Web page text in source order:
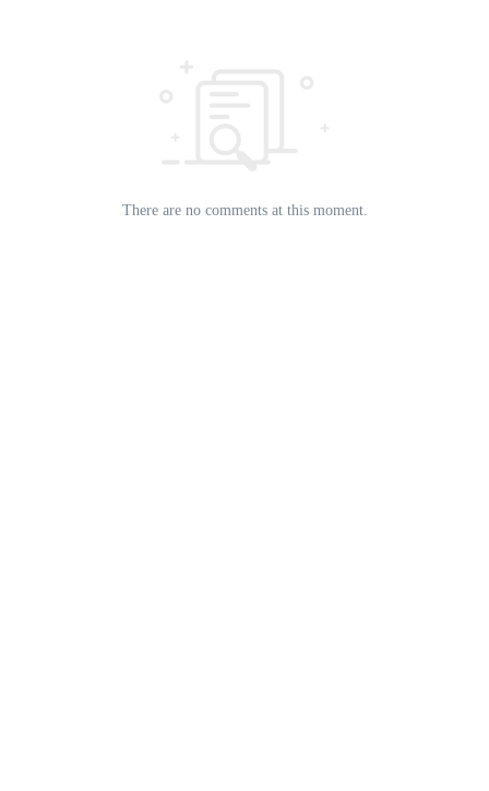
There are no comments at this moment.